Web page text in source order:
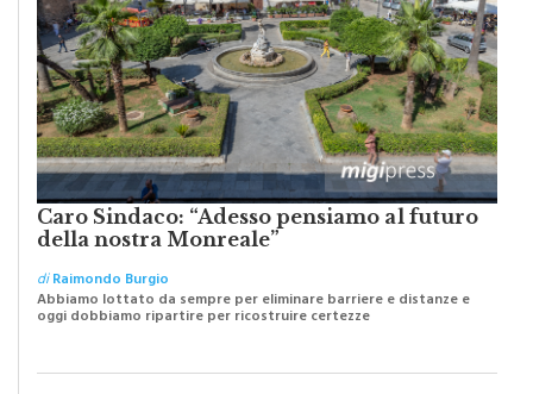
Caro Sindaco: “Adesso pensiamo al futuro
della nostra Monreale”
diRaimondo Burgio
Abbiamo lottato da sempre per eliminare barriere e distanze e
oggi dobbiamo ripartire per ricostruire certezze